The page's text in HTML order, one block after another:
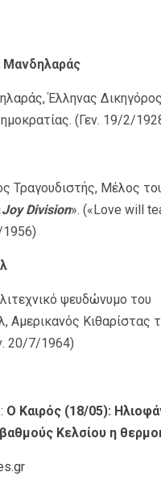
Μανδηλαράς
Έλληνας
(Γεν. 19/2/
Τραγουδιστής, Μέλος
Joy Division». («Love will
1956)
ψευδώνυμο του
Αμερικανός Κιθαρίστας
20/7/1964)
Ο Καιρός (18/05):
Κελσίου η